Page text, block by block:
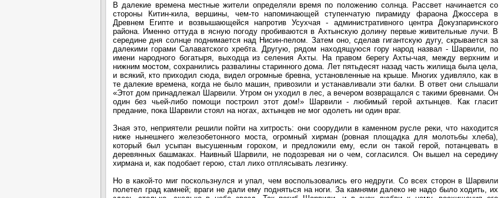
В далекие времена местные жители определяли время по положению солнца. Рассвет начинается со
стороны Китин-кила, вершины, чем-то напоминающей ступенчатую пирамиду фараона Джоссера в
Древнем Египте и возвышающейся напротив Усухчая - административного центра Докузпаринского
района. Именно оттуда в ясную погоду пробиваются в Ахтынскую долину первые живительные лучи. В
середине дня солнце поднимается над Нисин-пелом. Затем оно, сделав гигантскую дугу, скрывается за
далекими горами Салаватского хребта. Другую, рядом находящуюся гору народ назвал - Шарвили, по
имени народного богатыря, выходца из селения Ахты. На правом берегу Ахты-чая, между верхним и
нижним мостом, сохранились развалины старинного дома. Лет пятьдесят назад часть жилища была цела,
и всякий, кто приходил сюда, видел огромные бревна, установленные на крыше. Многих удивляло, как в
те далекие времена, когда не было машин, привозили и устанавливали эти балки. В ответ они слышали
«Этот дом принадлежал Шарвили. Утром он уходил в лес, а вечером возвращался с такими бревнами. Он
один без чьей-либо помощи построил этот дом!» Шарвили - любимый герой ахтынцев. Как гласит
предание, пока Шарвили стоял на ногах, ахтынцев не мог одолеть ни один враг.
Зная это, неприятели решили пойти на хитрость: они соорудили в каменном русле реки, что находится
ниже нынешнего железобетонного моста, огромный хирман (ровная площадка для молотьбы хлеба),
который был усыпан высушенным горохом, и предложили ему, если он такой герой, потанцевать в
деревянных башмаках. Наивный Шарвили, не подозревая ни о чем, согласился. Он вышел на середину
хирмана и, как подобает герою, стал лихо отплясывать лезгинку.
Но в какой-то миг поскользнулся и упал, чем воспользовались его недруги. Со всех сторон в Шарвили
полетел град камней; враги не дали ему подняться на ноги. За камнями далеко не надо было ходить, их